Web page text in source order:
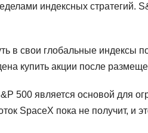
индексных стратегий.
в свои глобальные индексы
купить акции после
500 является основой для
SpaceX пока не получит, и